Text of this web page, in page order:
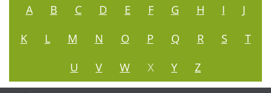
A B C D E F G H I
J
K
L M N O P Q R S
T
U
V W X Y Z